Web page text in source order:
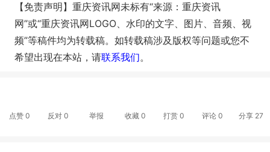
【免责声明】重庆资讯网未标有“来源：重庆资讯
网”或“重庆资讯网LOGO、水印的文字、图片、音频、视
频”等稿件均为转载稿。如转载稿涉及版权等问题或您不
希望出现在本站，请联系我们。
点赞 0 反对 0 举报 收藏 0 打赏 0 评论 0 分享 27